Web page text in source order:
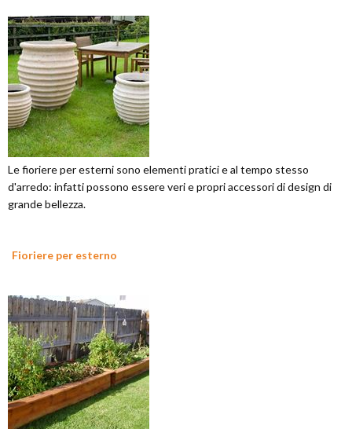
Le fioriere per esterni sono elementi pratici e al tempo stesso
d'arredo: infatti possono essere veri e propri accessori di design di
grande bellezza.
Fioriere per esterno